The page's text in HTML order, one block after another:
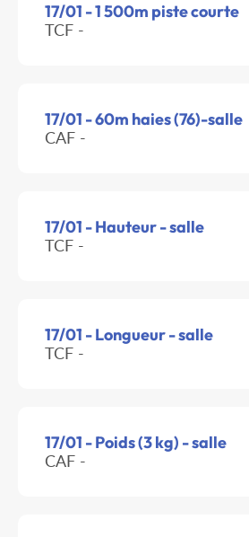
17/01 - 1 500m piste courte
TCF -
17/01 - 60m haies (76)-salle
CAF -
17/01 - Hauteur - salle
TCF -
17/01 - Longueur - salle
TCF -
17/01 - Poids (3 kg) - salle
CAF -